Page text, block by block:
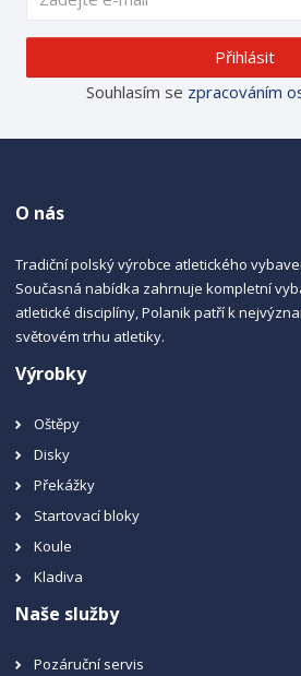
Přihlásit
Souhlasím se zpracováním
O nás
Tradiční polský výrobce atletického
Současná nabídka zahrnuje kompletní
atletické disciplíny, Polanik patří k
světovém trhu atletiky.
Výrobky
Oštěpy
Disky
Překážky
Startovací bloky
Koule
Kladiva
Naše služby
Pozáruční servis